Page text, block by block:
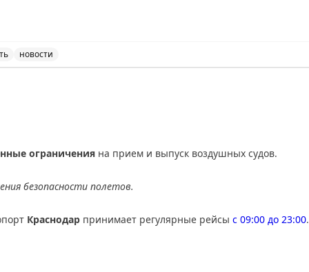
новости
ограничения на прием и выпуск воздушных судов.
безопасности полетов.
Краснодар принимает регулярные рейсы с 09:00 до 23:00.